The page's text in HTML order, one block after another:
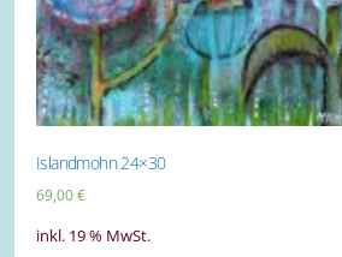
Islandmohn 24×30
69,00€
inkl. 19 % MwSt.